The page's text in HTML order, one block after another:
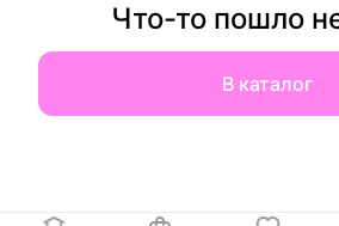
Что-то пошло
В каталог